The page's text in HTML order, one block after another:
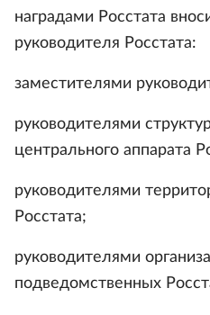
наградами Росстата
руководителя Росстата:
заместителями
руководителями
центрального аппарата
руководителями
Росстата;
руководителями
подведомственных